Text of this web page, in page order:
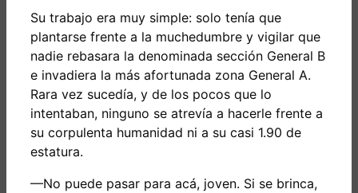
Su trabajo era muy simple: solo tenía que
plantarse frente a la muchedumbre y vigilar que
nadie rebasara la denominada sección General B
e invadiera la más afortunada zona General A.
Rara vez sucedía, y de los pocos que lo
intentaban, ninguno se atrevía a hacerle frente a
su corpulenta humanidad ni a su casi 1.90 de
estatura.
—No puede pasar para acá, joven. Si se brinca,